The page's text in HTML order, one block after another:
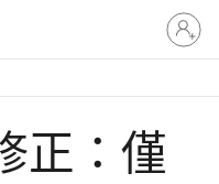
登
入
您
戶
正：僅